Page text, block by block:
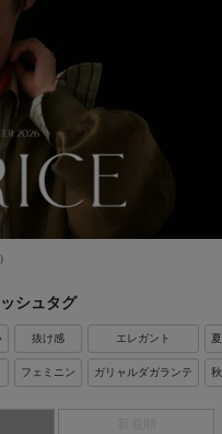
シュタグ
抜け感
フェミニン
エレガント
ガリャルダガランテ